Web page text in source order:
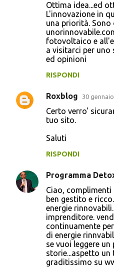
Ottima idea...ed
L'innovazione in
una priorità. Sono
fotovoltaico e
a visitarci per
ed opinioni
RISPONDI
Roxblog 30
Certo verro'
tuo sito.
Saluti
RISPONDI
Programma
Ciao,
ben gestito e
energie
imprenditore.
continuamente
di energie
se vuoi leggere
storie...aspetto
graditissimo su